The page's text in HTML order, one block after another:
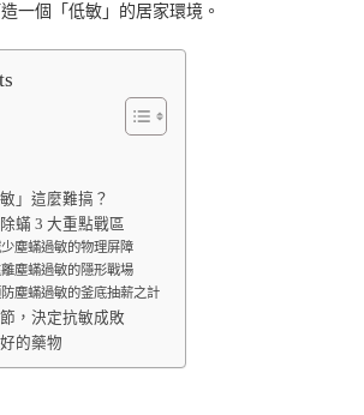
一個「低敏」的居家環境。
」這麼難搞？
蟎 3 大重點戰區
塵蟎過敏的物理屏障
塵蟎過敏的隱形戰場
塵蟎過敏的釜底抽薪之計
，決定抗敏成敗
的藥物